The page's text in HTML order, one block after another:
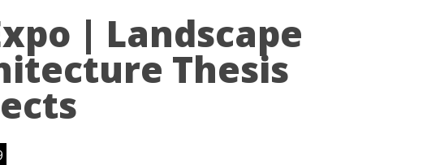
| Landscape
Thesis